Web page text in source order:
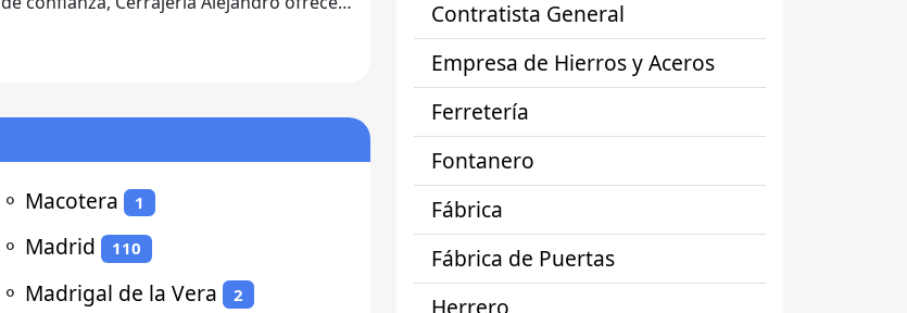
⚬ Macotera 1
⚬ Madrid 110
⚬ Madrigal de la Vera 2
Contratista General
Empresa de Hierros y Aceros
Ferretería
Fontanero
Fábrica
Fábrica de Puertas
Herrero